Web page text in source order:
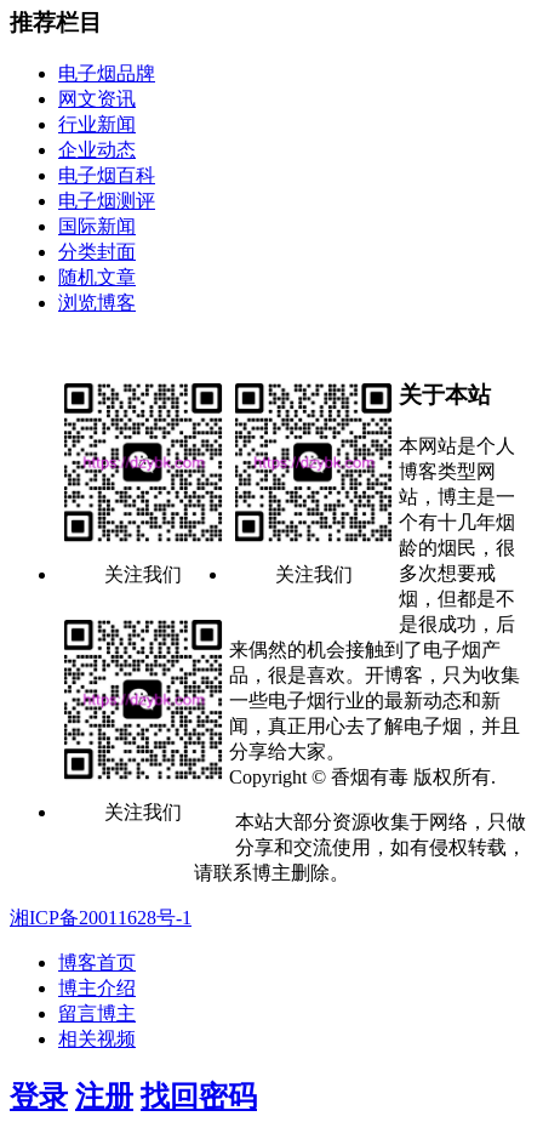
推荐栏目
电子烟品牌
网文资讯
行业新闻
企业动态
电子烟百科
电子烟测评
国际新闻
分类封面
随机文章
浏览博客
关注我们 关注我们
关注我们
关于本站
本网站是个人
博客类型网
站，博主是一
个有十几年烟
龄的烟民，很
多次想要戒
烟，但都是不
是很成功，后
来偶然的机会接触到了电子烟产
品，很是喜欢。开博客，只为收集
一些电子烟行业的最新动态和新
闻，真正用心去了解电子烟，并且
分享给大家。
Copyright © 香烟有毒 版权所有.
本站大部分资源收集于网络，只做
分享和交流使用，如有侵权转载，
请联系博主删除。
湘ICP备20011628号-1
博客首页
博主介绍
留言博主
相关视频
登录 注册 找回密码